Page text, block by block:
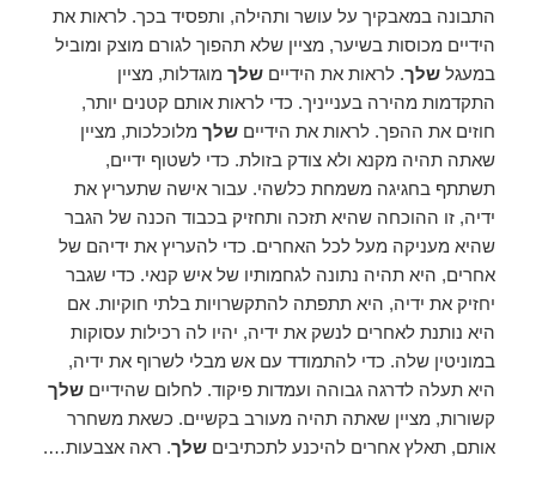
התבונה במאבקיך על עושר ותהילה, ותפסיד בכך. לראות את
הידיים מכוסות בשיער, מציין שלא תהפוך לגורם מוצק ומוביל
במעגלשלך. לראות את הידייםשלך מוגדלות, מציין
התקדמות מהירה בענייניך. כדי לראות אותם קטנים יותר,
חוזים את ההפך. לראות את הידייםשלך מלוכלכות, מציין
שאתה תהיה מקנא ולא צודק בזולת. כדי לשטוף ידיים,
תשתתף בחגיגה משמחת כלשהי. עבור אישה שתעריץ את
ידיה, זו ההוכחה שהיא תזכה ותחזיק בכבוד הכנה של הגבר
שהיא מעניקה מעל לכל האחרים. כדי להעריץ את ידיהם של
אחרים, היא תהיה נתונה לגחמותיו של איש קנאי. כדי שגבר
יחזיק את ידיה, היא תתפתה להתקשרויות בלתי חוקיות. אם
היא נותנת לאחרים לנשק את ידיה, יהיו לה רכילות עסוקות
במוניטין שלה. כדי להתמודד עם אש מבלי לשרוף את ידיה,
היא תעלה לדרגה גבוהה ועמדות פיקוד. לחלום שהידייםשלך
קשורות, מציין שאתה תהיה מעורב בקשיים. כשאת משחרר
אותם, תאלץ אחרים להיכנע לתכתיביםשלך. ראה אצבעות….